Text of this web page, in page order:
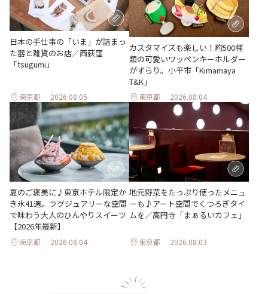
日本の手仕事の「いま」が詰まっ
た器と雑貨のお店／西荻窪
「tsugumi」
東京都 2026.08.05
カスタマイズも楽しい！約500種
類の可愛いワッペンキーホルダー
がずらり。小平市「Kimamaya
T&K」
東京都 2026.08.04
夏のご褒美に♪東京ホテル限定か
き氷41選。ラグジュアリーな空間
で味わう大人のひんやりスイーツ
【2026年最新】
東京都 2026.08.04
地元野菜をたっぷり使ったメニュ
ーも♪アート空間でくつろぎタイ
ムを／高円寺「まぁるいカフェ」
東京都 2026.08.03